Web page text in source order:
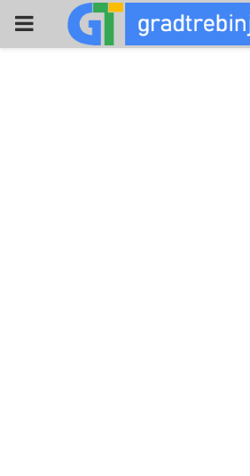
PRIMARY